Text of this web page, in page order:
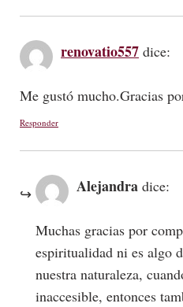
renovatio557 dice:
Me gustó mucho.Gracias
Responder
Alejandra dice:
Muchas gracias por
espiritualidad ni es algo
nuestra naturaleza,
inaccesible, entonces